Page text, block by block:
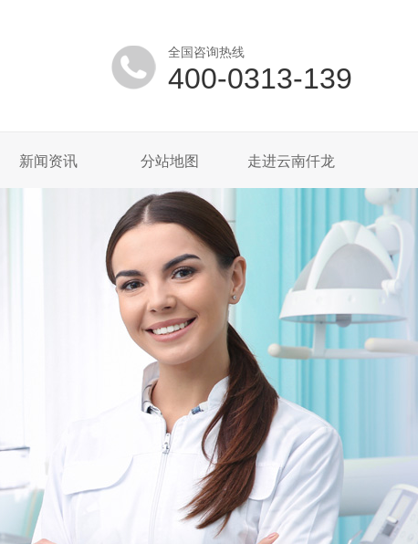
全国咨询热线
400-0313-139
新闻资讯 分站地图 走进云南仟龙